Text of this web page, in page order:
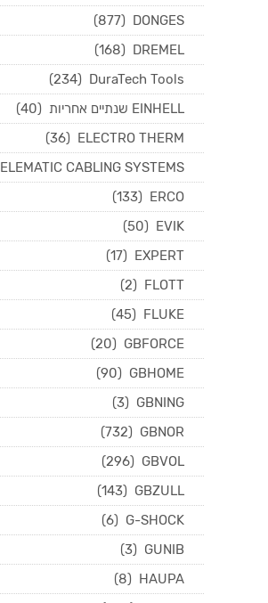
DONGES
(877)
DREMEL
(168)
DuraTech Tools
(234)
EINHELL שנתיים אחריות
(40)
ELECTRO THERM
(36)
ELEMATIC CABLING SYSTEMS
ERCO
(133)
EVIK
(50)
EXPERT
(17)
FLOTT
(2)
FLUKE
(45)
GBFORCE
(20)
GBHOME
(90)
GBNING
(3)
GBNOR
(732)
GBVOL
(296)
GBZULL
(143)
G-SHOCK
(6)
GUNIB
(3)
HAUPA
(8)